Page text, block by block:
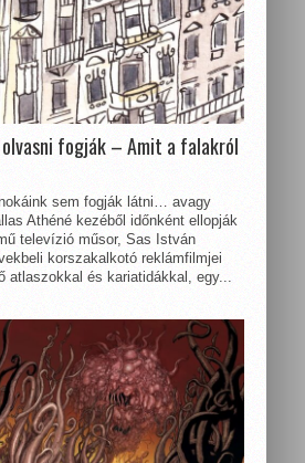
fogják – Amit a falakról
sem fogják látni… avagy
Athéné kezéből időnként ellopják
televízió műsor, Sas István
korszakalkotó reklámfilmjei
atlaszokkal és kariatidákkal, egy...